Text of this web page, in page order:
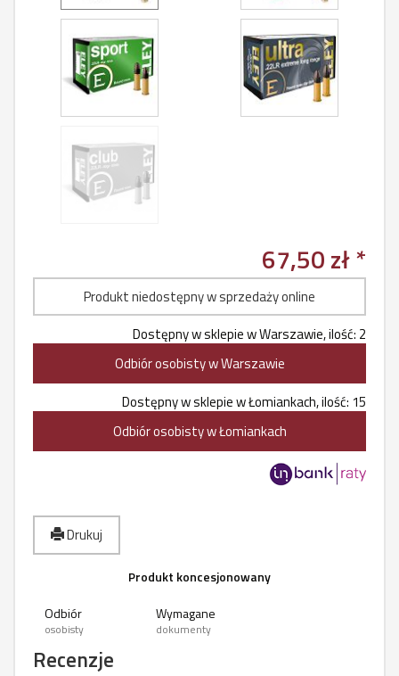
67,50 zł *
Produkt niedostępny w sprzedaży online
Dostępny w sklepie w Warszawie, ilość: 2
Odbiór osobisty w Warszawie
Dostępny w sklepie w Łomiankach, ilość: 15
Odbiór osobisty w Łomiankach
Drukuj
Produkt koncesjonowany
Odbiór
osobisty
Wymagane
dokumenty
Recenzje